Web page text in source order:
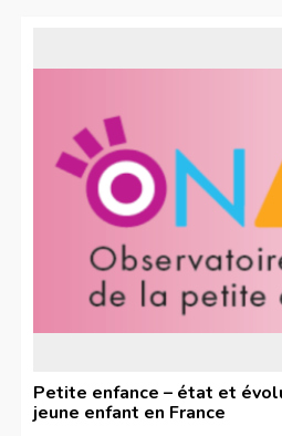
Petite enfance – état et
jeune enfant en France